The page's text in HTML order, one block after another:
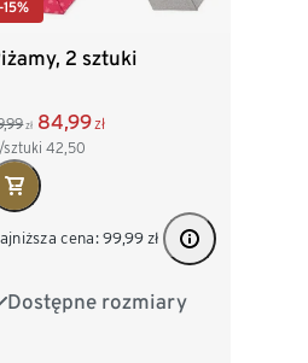
-15%
2 sztuki
zł 84,99zł
sztuki42,50
cena: 99,99 zł
Dostępne rozmiary
122/128 134/140